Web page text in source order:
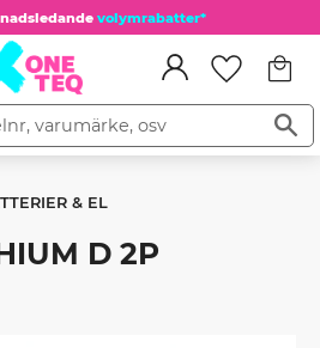
volymrabatter*
& EL
D 2P